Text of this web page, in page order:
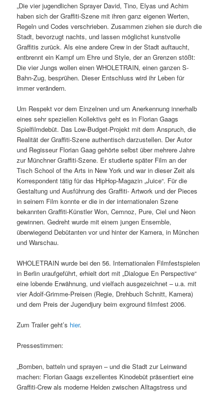
„Die vier jugendlichen Sprayer David, Tino, Elyas und Achim
haben sich der Graffiti-Szene mit ihren ganz eigenen Werten,
Regeln und Codes verschrieben. Zusammen ziehen sie durch die
Stadt, bevorzugt nachts, und lassen möglichst kunstvolle
Graffitis zurück. Als eine andere Crew in der Stadt auftaucht,
entbrennt ein Kampf um Ehre und Style, der an Grenzen stößt:
Die vier Jungs wollen einen WHOLETRAIN, einen ganzen S-
Bahn-Zug, besprühen. Dieser Entschluss wird ihr Leben für
immer verändern.
Um Respekt vor dem Einzelnen und um Anerkennung innerhalb
eines sehr speziellen Kollektivs geht es in Florian Gaags
Spielfilmdebüt. Das Low-Budget-Projekt mit dem Anspruch, die
Realität der Graffiti-Szene authentisch darzustellen. Der Autor
und Regisseur Florian Gaag gehörte selbst über mehrere Jahre
zur Münchner Graffiti-Szene. Er studierte später Film an der
Tisch School of the Arts in New York und war in dieser Zeit als
Korrespondent tätig für das HipHop-Magazin „Juice“. Für die
Gestaltung und Ausführung des Graffiti- Artwork und der Pieces
in seinem Film konnte er die in der internationalen Szene
bekannten Graffiti-Künstler Won, Cemnoz, Pure, Ciel und Neon
gewinnen. Gedreht wurde mit einem jungen Ensemble,
überwiegend Debütanten vor und hinter der Kamera, in München
und Warschau.
WHOLETRAIN wurde bei den 56. Internationalen Filmfestspielen
in Berlin uraufgeführt, erhielt dort mit „Dialogue En Perspective“
eine lobende Erwähnung, und vielfach ausgezeichnet – u.a. mit
vier Adolf-Grimme-Preisen (Regie, Drehbuch Schnitt, Kamera)
und dem Preis der Jugendjury beim exground filmfest 2006.
Zum Trailer geht’s hier.
Pressestimmen:
„Bomben, batteln und sprayen – und die Stadt zur Leinwand
machen: Florian Gaags exzellentes Kinodebüt präsentiert eine
Graffiti-Crew als moderne Helden zwischen Alltagstress und